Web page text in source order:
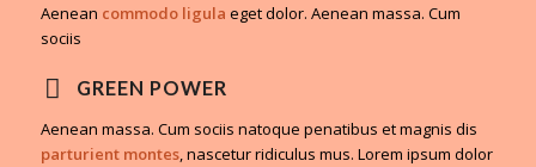
Aenean commodo ligula eget dolor. Aenean massa. Cum
sociis
GREEN POWER
Aenean massa. Cum sociis natoque penatibus et magnis dis
parturient montes, nascetur ridiculus mus. Lorem ipsum dolor